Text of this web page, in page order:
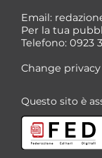
*
Email:
Per la tua
Telefono: 0923
Change
Questo sito è